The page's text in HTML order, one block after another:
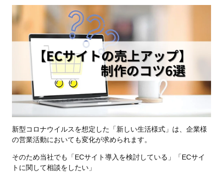
ックマー
ク
新型コロナウイルスを想定した「新しい生活様式」は、企業様
の営業活動においても変化が求められます。
そのため当社でも「ECサイト導入を検討している」「ECサイ
トに関して相談をしたい」